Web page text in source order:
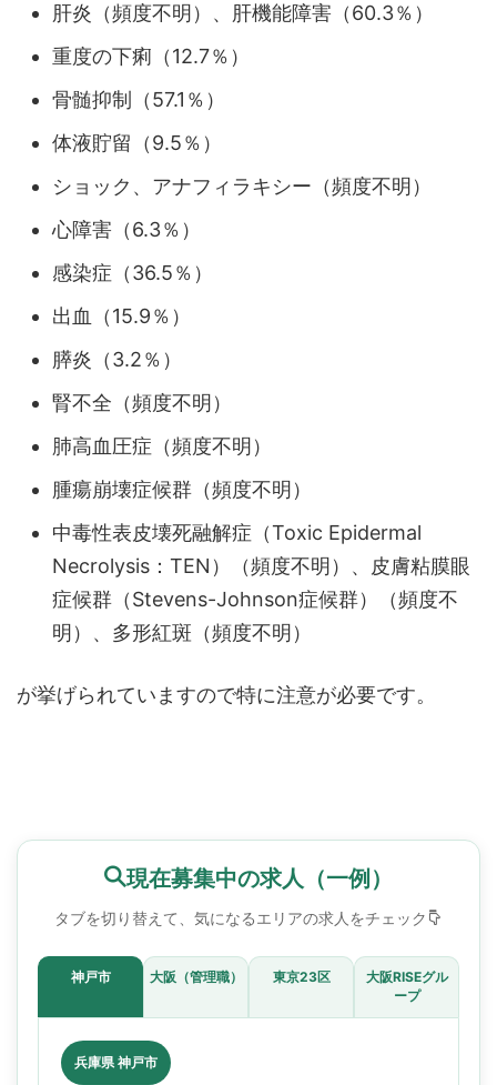
肝炎（頻度不明）、肝機能障害（60.3％）
重度の下痢（12.7％）
骨髄抑制（57.1％）
体液貯留（9.5％）
ショック、アナフィラキシー（頻度不明）
心障害（6.3％）
感染症（36.5％）
出血（15.9％）
膵炎（3.2％）
腎不全（頻度不明）
肺高血圧症（頻度不明）
腫瘍崩壊症候群（頻度不明）
中毒性表皮壊死融解症（Toxic Epidermal
Necrolysis：TEN）（頻度不明）、皮膚粘膜眼
症候群（Stevens-Johnson症候群）（頻度不
明）、多形紅斑（頻度不明）
が挙げられていますので特に注意が必要です。
現在募集中の求人（一例）
タブを切り替えて、気になるエリアの求人をチェック
神戸市 大阪（管理職） 東京23区
大阪RISEグル
ープ
兵庫県 神戸市